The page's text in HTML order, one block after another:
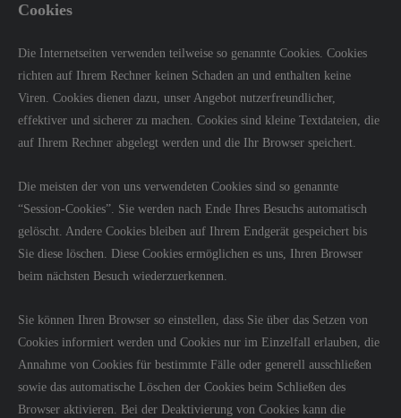
Cookies
Die Internetseiten verwenden teilweise so genannte Cookies. Cookies
richten auf Ihrem Rechner keinen Schaden an und enthalten keine
Viren. Cookies dienen dazu, unser Angebot nutzerfreundlicher,
effektiver und sicherer zu machen. Cookies sind kleine Textdateien, die
auf Ihrem Rechner abgelegt werden und die Ihr Browser speichert.
Die meisten der von uns verwendeten Cookies sind so genannte
“Session-Cookies”. Sie werden nach Ende Ihres Besuchs automatisch
gelöscht. Andere Cookies bleiben auf Ihrem Endgerät gespeichert bis
Sie diese löschen. Diese Cookies ermöglichen es uns, Ihren Browser
beim nächsten Besuch wiederzuerkennen.
Sie können Ihren Browser so einstellen, dass Sie über das Setzen von
Cookies informiert werden und Cookies nur im Einzelfall erlauben, die
Annahme von Cookies für bestimmte Fälle oder generell ausschließen
sowie das automatische Löschen der Cookies beim Schließen des
Browser aktivieren. Bei der Deaktivierung von Cookies kann die